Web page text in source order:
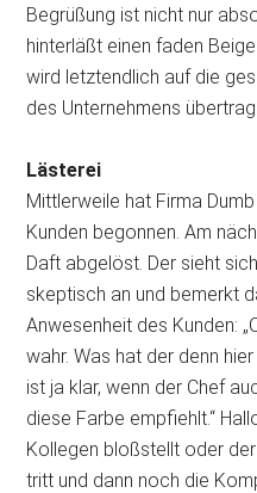
Begrüßung ist nicht nur
hinterläßt einen faden
wird letztendlich auf die
des Unternehmens
Lästerei
Mittlerweile hat Firma
Kunden begonnen. Am
Daft abgelöst. Der sieht
skeptisch an und bemerkt
Anwesenheit des Kunden:
wahr. Was hat der denn
ist ja klar, wenn der Chef
diese Farbe empfiehlt.“
Kollegen bloßstellt oder
tritt und dann noch die